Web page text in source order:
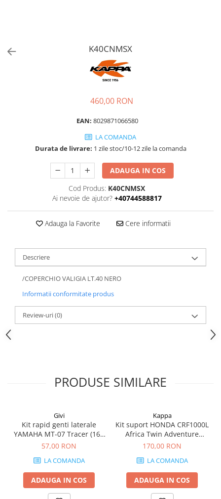
K40CNMSX
460,00 RON
EAN: 8029871066580
LA COMANDA
Durata de livrare: 1 zile stoc/10-12 zile la comanda
ADAUGA IN COS
Cod Produs: K40CNMSX
Ai nevoie de ajutor? +40744588817
Adauga la Favorite Cere informatii
Descriere
/COPERCHIO VALIGIA LT.40 NERO
Informatii conformitate produs
Review-uri(0)
PRODUSE SIMILARE
Givi
Kit rapid genti laterale
YAMAHA MT-07 Tracer (16 -
19)
57,00 RON
LA COMANDA
ADAUGA IN COS
Kappa
Kit suport HONDA CRF1000L
Africa Twin Adventure
Sports (18 - 19) CRF1000L
170,00 RON
LA COMANDA
ADAUGA IN COS